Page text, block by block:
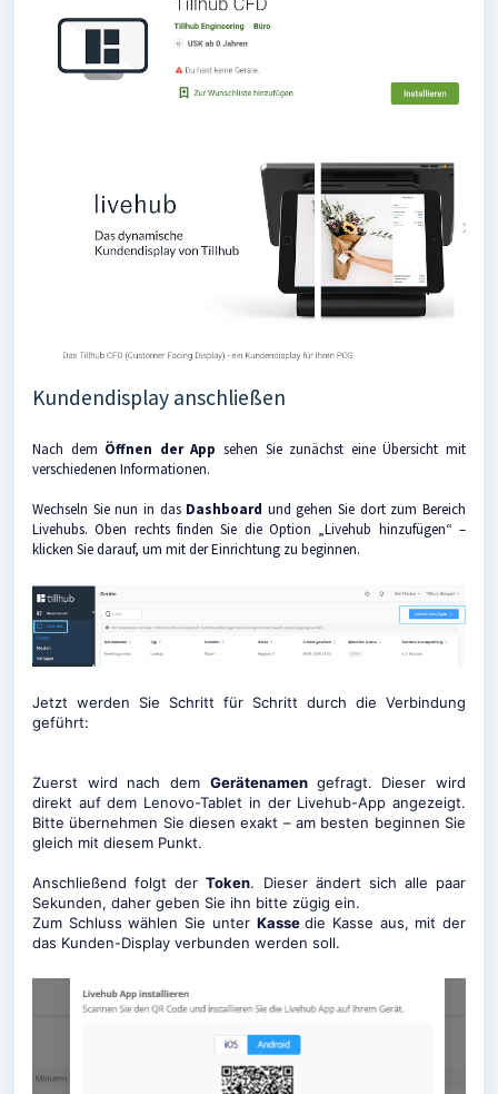
Kundendisplay anschließen
Nach dem Öffnen der App sehen Sie zunächst eine Übersicht mit
verschiedenen Informationen.
Wechseln Sie nun in das Dashboard und gehen Sie dort zum Bereich
Livehubs. Oben rechts finden Sie die Option „Livehub hinzufügen“ –
klicken Sie darauf, um mit der Einrichtung zu beginnen.
Jetzt werden Sie Schritt für Schritt durch die Verbindung
geführt:
Zuerst wird nach dem Gerätenamen gefragt. Dieser wird
direkt auf dem Lenovo-Tablet in der Livehub-App angezeigt.
Bitte übernehmen Sie diesen exakt – am besten beginnen Sie
gleich mit diesem Punkt.
Anschließend folgt derToken. Dieser ändert sich alle paar
Sekunden, daher geben Sie ihn bitte zügig ein.
Zum Schluss wählen Sie unter Kassedie Kasse aus, mit der
das Kunden-Display verbunden werden soll.